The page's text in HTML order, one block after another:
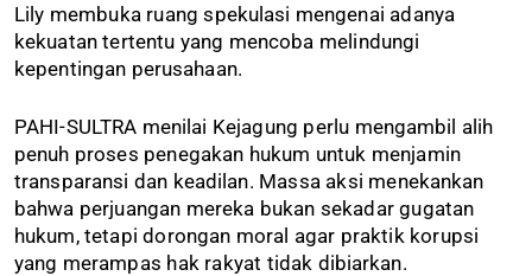
Lily membuka ruang spekulasi mengenai adanya
kekuatan tertentu yang mencoba melindungi
kepentingan perusahaan.
PAHI-SULTRA menilai Kejagung perlu mengambil alih
penuh proses penegakan hukum untuk menjamin
transparansi dan keadilan. Massa aksi menekankan
bahwa perjuangan mereka bukan sekadar gugatan
hukum, tetapi dorongan moral agar praktik korupsi
yang merampas hak rakyat tidak dibiarkan.